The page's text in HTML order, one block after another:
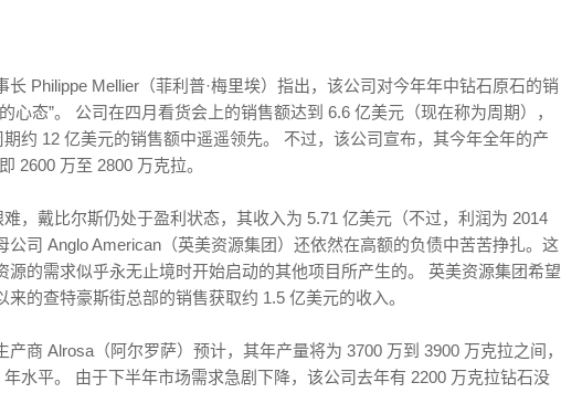
长 Philippe Mellier（菲利普·梅里埃）指出，该公司对今年年中钻石原石的销
心态”。 公司在四月看货会上的销售额达到 6.6 亿美元（现在称为周期），
约 12 亿美元的销售额中遥遥领先。 不过，该公司宣布，其今年全年的产
2600 万至 2800 万克拉。
，戴比尔斯仍处于盈利状态，其收入为 5.71 亿美元（不过，利润为 2014
公司 Anglo American（英美资源集团）还依然在高额的负债中苦苦挣扎。这
源的需求似乎永无止境时开始启动的其他项目所产生的。 英美资源集团希望
来的查特豪斯街总部的销售获取约 1.5 亿美元的收入。
产商 Alrosa（阿尔罗萨）预计，其年产量将为 3700 万到 3900 万克拉之间，
水平。 由于下半年市场需求急剧下降，该公司去年有 2200 万克拉钻石没